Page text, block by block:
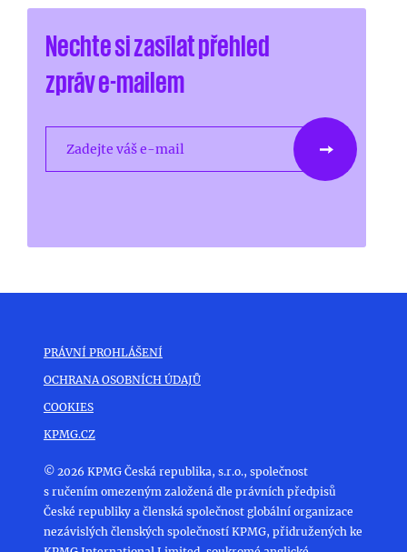
Nechte si zasílat přehled
zpráv e-mailem
Zadejte váš e-mail
PRÁVNÍ PROHLÁŠENÍ
OCHRANA OSOBNÍCH ÚDAJŮ
COOKIES
KPMG.CZ
© 2026 KPMG Česká republika, s.r.o., společnost
s ručením omezeným založená dle právních předpisů
České republiky a členská společnost globální organizace
nezávislých členských společností KPMG, přidružených ke